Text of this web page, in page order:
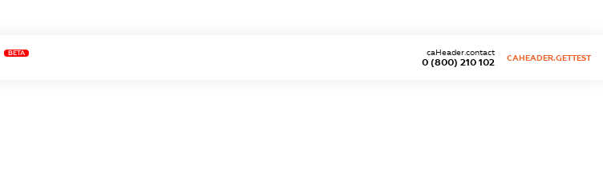
BETA
0 (800) 210 102
caHeader.contact
CAHEADER.GETTEST